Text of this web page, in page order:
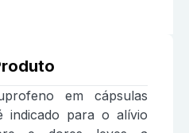
em cápsulas
indicado para o alívio